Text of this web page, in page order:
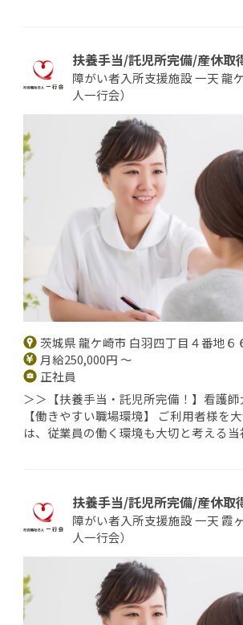
扶養手当/託児所完備/産休取
障がい者入所支援施設 一天 龍
人一行会）
茨城県 龍ケ崎市 白羽四丁目４番地６
月給250,000円 ～
正社員
＞＞【扶養手当・託児所完備！】看護
【働きやすい職場環境】 ご利用者様を
は、従業員の働く環境も大切と考える当
扶養手当/託児所完備/産休取
障がい者入所支援施設 一天 霞
人一行会）